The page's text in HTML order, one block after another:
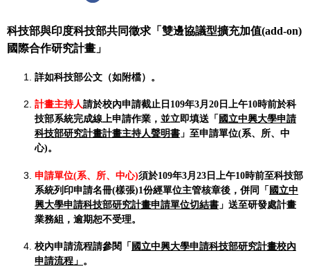
科技部與印度科技部共同徵求「雙邊協議型擴充加值(add-on)
國際合作研究計畫」
詳如科技部公文（如附檔）。
計畫主持人請於校內申請截止日109年3月20日上午10時前於科
技部系統完成線上申請作業，並立即填送「 國立中興大學申請
科技部研究計畫計畫主持人聲明書 」至申請單位(系、所、中
心)。
申請單位(系、所、中心)須於109年3月23日上午10時前至科技部
系統列印申請名冊(樣張)1份經單位主管核章後，併同「 國立中
興大學申請科技部研究計畫申請單位切結書 」送至研發處計畫
業務組，逾期恕不受理。
校內申請流程請參閱「 國立中興大學申請科技部研究計畫校內
申請流程」 。